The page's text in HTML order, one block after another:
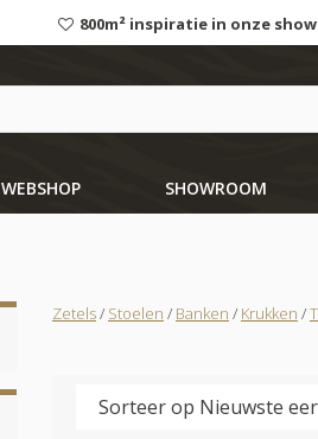
800m² inspiratie in onze
WEBSHOP SHOWROOM
Zetels/ Stoelen / Banken / Krukken /